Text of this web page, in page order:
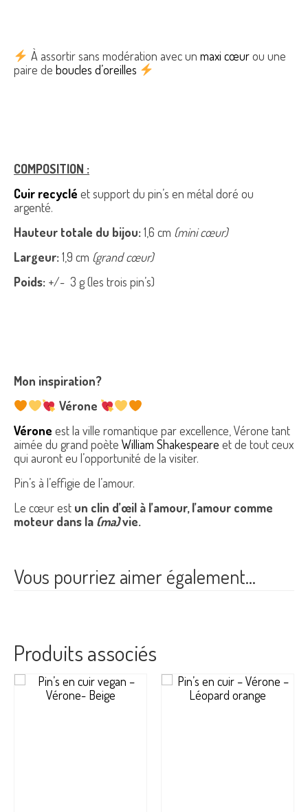
À assortir sans modération avec un maxi cœurou une
paire de boucles d’oreilles
COMPOSITION :
Cuir recyclé et support du pin’s en métal doré ou
argenté.
Hauteur totale du bijou:1,6 cm (mini cœur)
Largeur:1,9 cm (grand cœur)
Poids: +/- 3 g (les trois pin’s)
Mon inspiration?
Vérone
Vérone est la ville romantique par excellence, Vérone tant
aimée du grand poète William Shakespeare et de tout ceux
qui auront eu l’opportunité de la visiter.
Pin’s à l’effigie de l’amour.
Le cœur est un clin d’œil à l’amour, l’amour comme
moteur dans la (ma)vie.
Vous pourriez aimer également…
Produits associés